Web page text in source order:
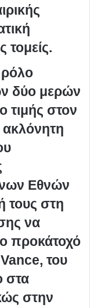
τομείς.
ρόλο
δύο μερών
τιμής στον
ακλόνητη
Εθνών
τους στη
να
προκάτοχό
του
στα
στην